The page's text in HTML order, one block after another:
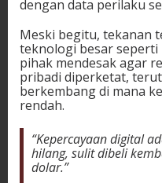
dengan data perilaku
Meski begitu, tekanan
teknologi besar
pihak mendesak agar
pribadi diperketat,
berkembang di mana
rendah.
“Kepercayaan digital
hilang, sulit dibeli
dolar.”